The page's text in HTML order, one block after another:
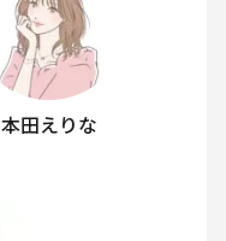
本田えりな